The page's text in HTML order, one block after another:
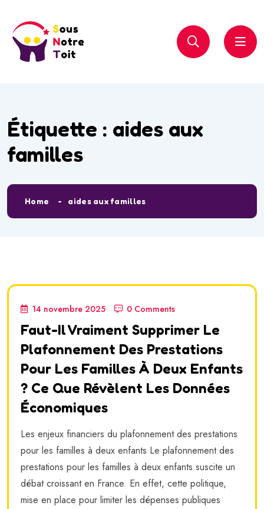
Étiquette : aides aux
familles
Home aides aux familles
14 novembre 2025 0 Comments
Faut-Il Vraiment Supprimer Le
Plafonnement Des Prestations
Pour Les Familles À Deux Enfants
? Ce Que Révèlent Les Données
Économiques
Les enjeux financiers du plafonnement des prestations
pour les familles à deux enfants Le plafonnement des
prestations pour les familles à deux enfants suscite un
débat croissant en France. En effet, cette politique,
mise en place pour limiter les dépenses publiques